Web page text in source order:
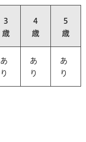
3
歳
4
歳
5
歳
あ
り
あ
り
あ
り